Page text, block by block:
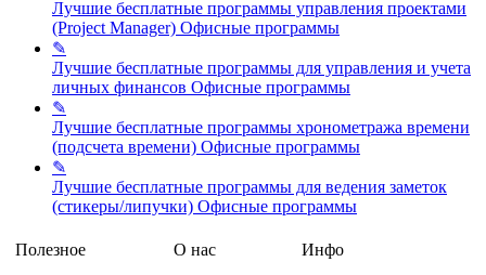
Лучшие бесплатные программы управления проектами
(Project Manager) Офисные программы
✎
Лучшие бесплатные программы для управления и учета
личных финансов Офисные программы
✎
Лучшие бесплатные программы хронометража времени
(подсчета времени) Офисные программы
✎
Лучшие бесплатные программы для ведения заметок
(стикеры/липучки) Офисные программы
Полезное
О нас
Инфо